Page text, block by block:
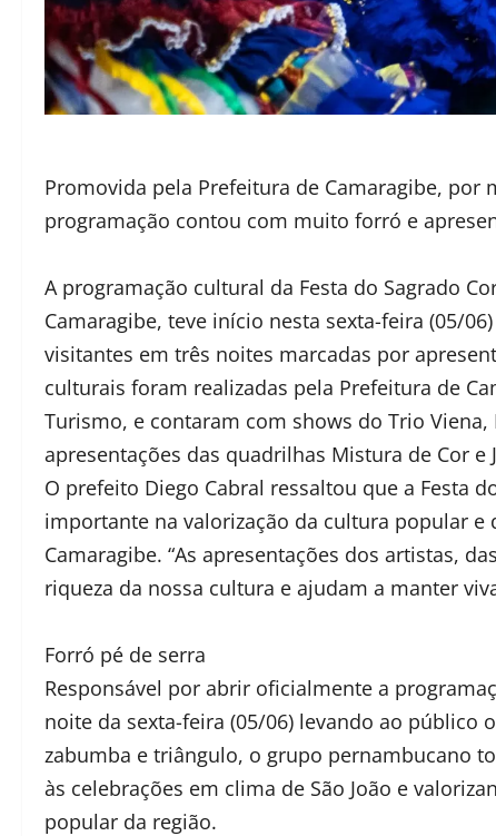
Promovida pela Prefeitura de Camaragibe, por
programação contou com muito forró e
A programação cultural da Festa do Sagrado
Camaragibe, teve início nesta sexta-feira (05/
visitantes em três noites marcadas por
culturais foram realizadas pela Prefeitura de
Turismo, e contaram com shows do Trio
apresentações das quadrilhas Mistura de Cor e
O prefeito Diego Cabral ressaltou que a Festa
importante na valorização da cultura popular
Camaragibe. “As apresentações dos artistas,
riqueza da nossa cultura e ajudam a manter
Forró pé de serra
Responsável por abrir oficialmente a
noite da sexta-feira (05/06) levando ao público
zabumba e triângulo, o grupo pernambucano
às celebrações em clima de São João e
popular da região.